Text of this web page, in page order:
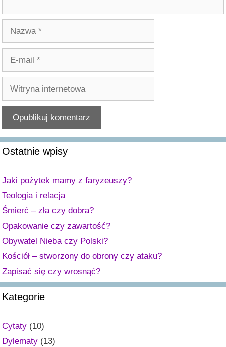
internetowa
A
l
e
r
n
a
t
i
v
e
:
Ostatnie wpisy
Jaki pożytek mamy z faryzeuszy?
Teologia i relacja
Śmierć – zła czy dobra?
Opakowanie czy zawartość?
Obywatel Nieba czy Polski?
Kościół – stworzony do obrony czy ataku?
Zapisać się czy wrosnąć?
Kategorie
Cytaty (10)
Dylematy (13)